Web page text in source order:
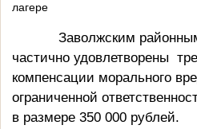
лагере
Заволжским районным
частично удовлетворены
компенсации морального
ограниченной
в размере 350 000 рублей.